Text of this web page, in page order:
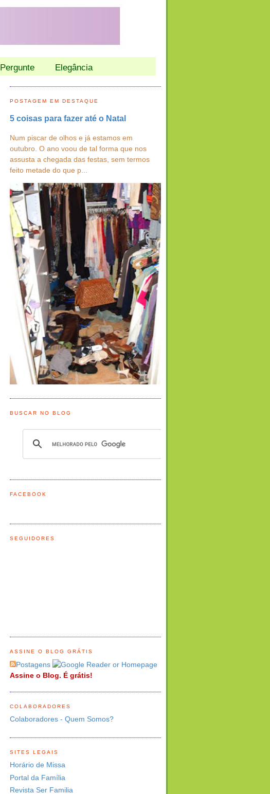
Pergunte Elegância
POSTAGEM EM DESTAQUE
5 coisas para fazer até o Natal
Num piscar de olhos e já estamos em
outubro. O ano voou de tal forma que nos
assusta a chegada das festas, sem termos
feito metade do que p...
BUSCAR NO BLOG
FACEBOOK
SEGUIDORES
ASSINE O BLOG GRÁTIS
Postagens
Assine o Blog. É grátis!
COLABORADORES
Colaboradores - Quem Somos?
SITES LEGAIS
Horário de Missa
Portal da Família
Revista Ser Familia